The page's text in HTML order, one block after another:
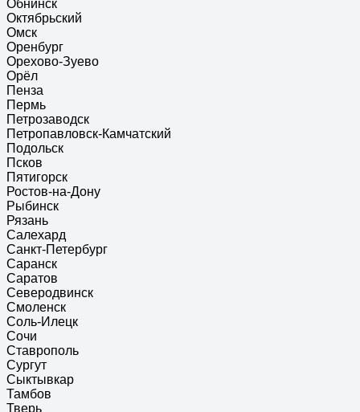
Обнинск
Октябрьский
Омск
Оренбург
Орехово-Зуево
Орёл
Пенза
Пермь
Петрозаводск
Петропавловск-Камчатский
Подольск
Псков
Пятигорск
Ростов-на-Дону
Рыбинск
Рязань
Салехард
Санкт-Петербург
Саранск
Саратов
Северодвинск
Смоленск
Соль-Илецк
Сочи
Ставрополь
Сургут
Сыктывкар
Тамбов
Тверь